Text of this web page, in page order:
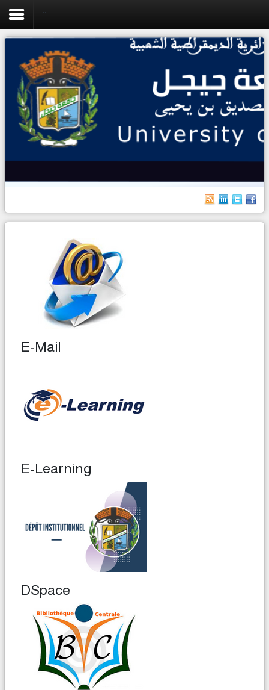
Home
University
Faculties
Academics
Research
Forecasting & Development
International students
Home
E-Mail
E-Learning
DSpace